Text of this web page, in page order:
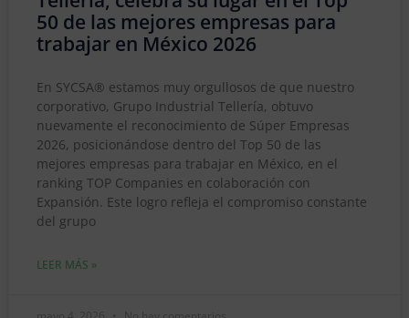
50 de las mejores empresas para
trabajar en México 2026
En SYCSA® estamos muy orgullosos de que nuestro
corporativo, Grupo Industrial Tellería, obtuvo
nuevamente el reconocimiento de Súper Empresas
2026, posicionándose dentro del Top 50 de las
mejores empresas para trabajar en México, en el
ranking TOP Companies en colaboración con
Expansión. Este logro refleja el compromiso constante
del grupo
LEER MÁS »